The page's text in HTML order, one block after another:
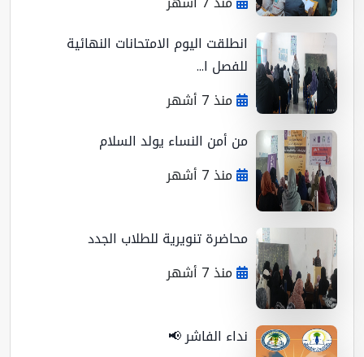
انطلقت اليوم الامتحانات النهائية
للفصل ا...
منذ 7 أشهر
من أمن النساء يولد السلام
منذ 7 أشهر
محاضرة تنويرية للطلاب الجدد
منذ 7 أشهر
نداء الفاشر 📢